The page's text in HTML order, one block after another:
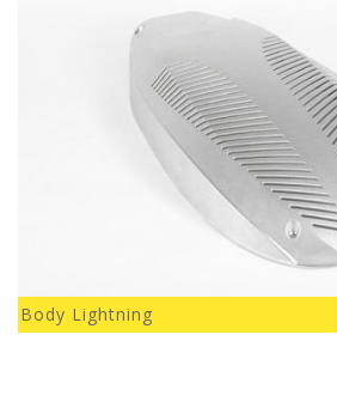
Body Lightning